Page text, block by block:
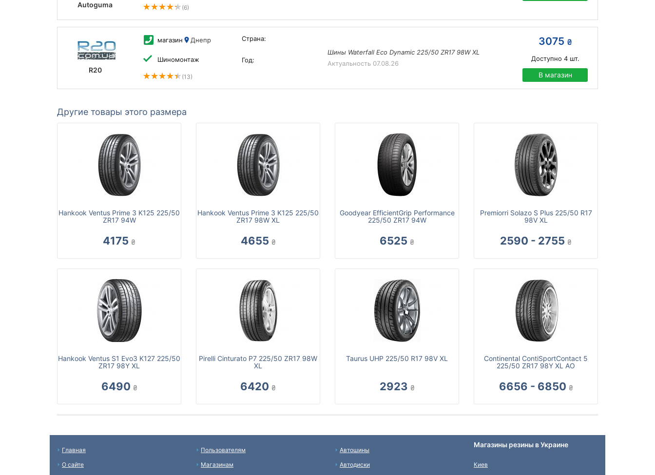
Autoguma (6)
R20
магазин Днепр
Шиномонтаж
(13)
Страна:
Год:
Шины Waterfall Eco Dynamic 225/50 ZR17 98W XL
Актуальность 07.08.26
3075 ₴
Доступно 4шт.
В магазин
Другие товары этого размера
Hankook Ventus Prime 3 K125 225/50
ZR17 94W
4175 ₴
Hankook Ventus Prime 3 K125 225/50
ZR17 98W XL
4655 ₴
Goodyear EfficientGrip Performance
225/50 ZR17 94W
6525 ₴
Premiorri Solazo S Plus 225/50 R17
98V XL
2590 - 2755 ₴
Hankook Ventus S1 Evo3 K127 225/50
ZR17 98Y XL
6490 ₴
Pirelli Cinturato P7 225/50 ZR17 98W
XL
6420 ₴
Taurus UHP 225/50 R17 98V XL
2923 ₴
Continental ContiSportContact 5
225/50 ZR17 98Y XL AO
6656 - 6850 ₴
Главная
О сайте
Пользователям
Магазинам
Автошины
Автодиски
Магазины резины в Украине
Киев